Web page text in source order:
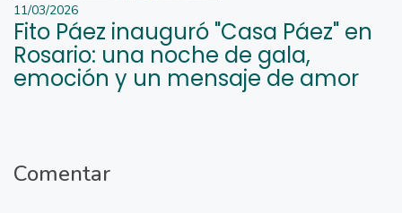
11/03/2026
Fito Páez inauguró "Casa Páez" en
Rosario: una noche de gala,
emoción y un mensaje de amor
Comentar